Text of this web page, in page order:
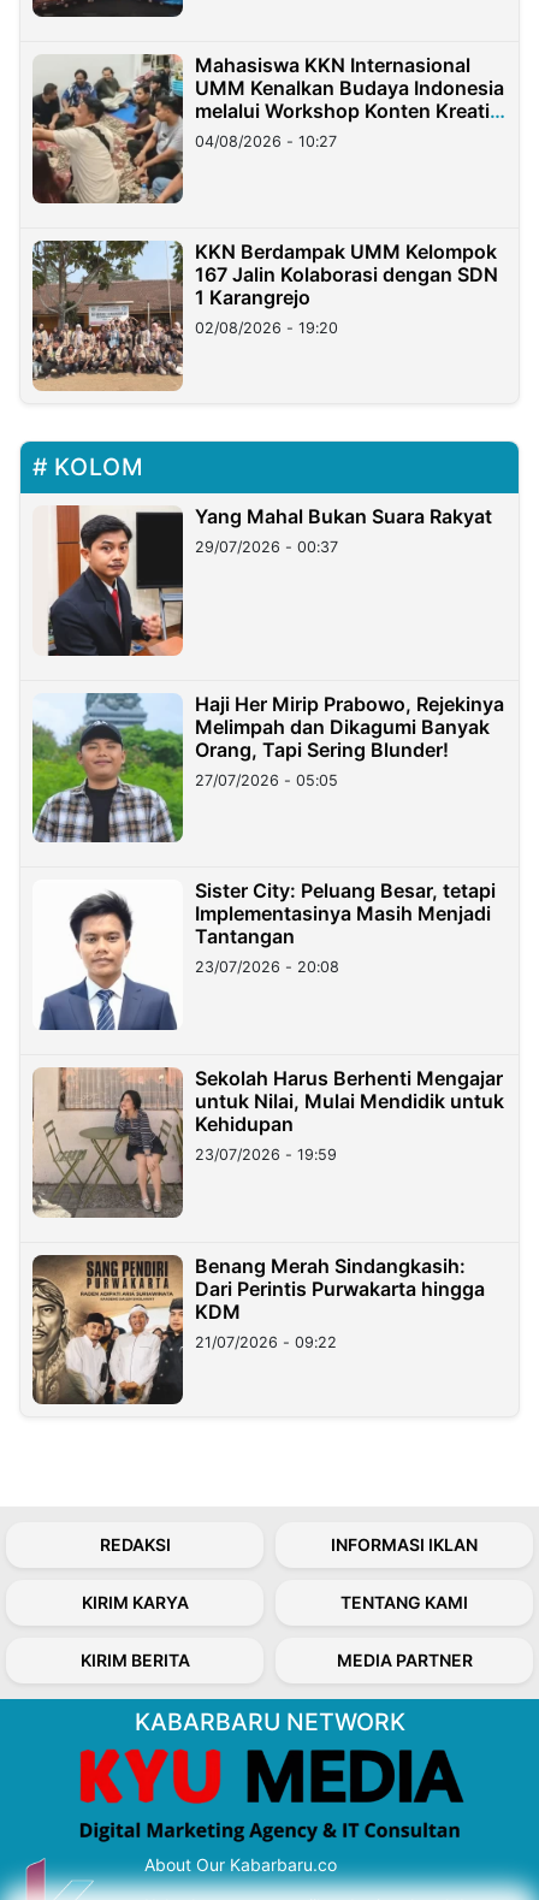
Mahasiswa KKN Internasional
UMM Kenalkan Budaya Indonesia
melalui Workshop Konten Kreatif
di Taiwan
04/08/2026 - 10:27
KKN Berdampak UMM Kelompok
167 Jalin Kolaborasi dengan SDN
1 Karangrejo
02/08/2026 - 19:20
KOLOM
Yang Mahal Bukan Suara Rakyat
29/07/2026 - 00:37
Haji Her Mirip Prabowo, Rejekinya
Melimpah dan Dikagumi Banyak
Orang, Tapi Sering Blunder!
27/07/2026 - 05:05
Sister City: Peluang Besar, tetapi
Implementasinya Masih Menjadi
Tantangan
23/07/2026 - 20:08
Sekolah Harus Berhenti Mengajar
untuk Nilai, Mulai Mendidik untuk
Kehidupan
23/07/2026 - 19:59
Benang Merah Sindangkasih:
Dari Perintis Purwakarta hingga
KDM
21/07/2026 - 09:22
REDAKSI INFORMASI IKLAN
KIRIM KARYA TENTANG KAMI
KIRIM BERITA MEDIA PARTNER
KABARBARU NETWORK
About Our Kabarbaru.co